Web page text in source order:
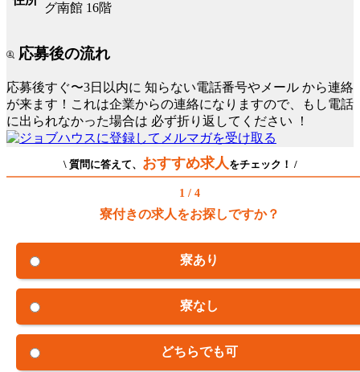
グ南館 16階
応募後の流れ
応募後すぐ〜3日以内に 知らない電話番号やメール から連絡
が来ます！これは企業からの連絡になりますので、もし電話
に出られなかった場合は 必ず折り返してください ！
\ 質問に答えて、 おすすめ求人 をチェック！ /
1 / 4
寮付きの求人をお探しですか？
寮あり
寮なし
どちらでも可